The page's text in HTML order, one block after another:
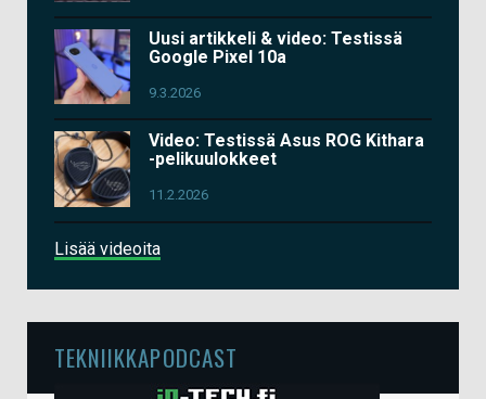
Uusi artikkeli & video: Testissä
Google Pixel 10a
9.3.2026
Video: Testissä Asus ROG Kithara
-pelikuulokkeet
11.2.2026
Lisää videoita
TEKNIIKKAPODCAST